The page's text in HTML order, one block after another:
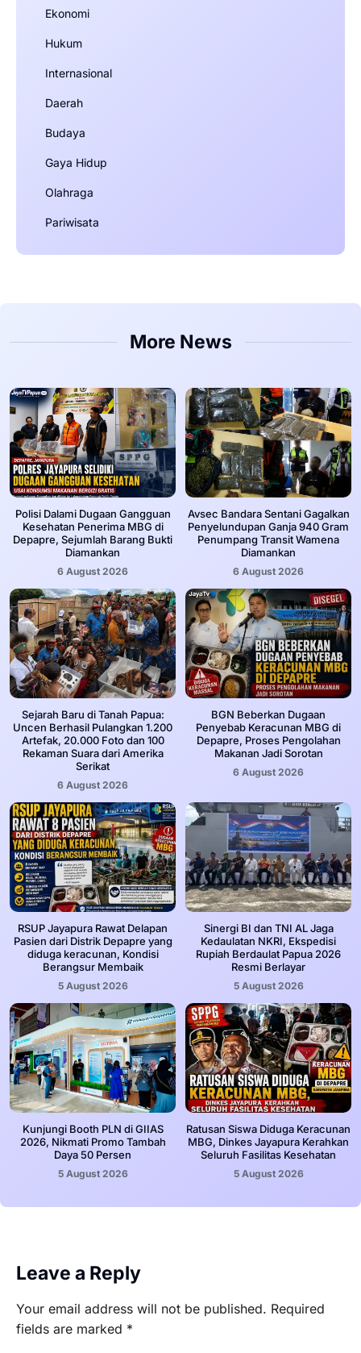
Ekonomi
Hukum
Internasional
Daerah
Budaya
Gaya Hidup
Olahraga
Pariwisata
More News
‎Polisi Dalami Dugaan Gangguan
Kesehatan Penerima MBG di
Depapre, Sejumlah Barang Bukti
Diamankan
6 August 2026
Avsec Bandara Sentani Gagalkan
Penyelundupan Ganja 940 Gram
Penumpang Transit Wamena
Diamankan
6 August 2026
Sejarah Baru di Tanah Papua:
Uncen Berhasil Pulangkan 1.200
Artefak, 20.000 Foto dan 100
Rekaman Suara dari Amerika
Serikat
6 August 2026
BGN Beberkan Dugaan
Penyebab Keracunan MBG di
Depapre, Proses Pengolahan
Makanan Jadi Sorotan
6 August 2026
RSUP Jayapura Rawat Delapan
Pasien dari Distrik Depapre yang
diduga keracunan, Kondisi
Berangsur Membaik
5 August 2026
Sinergi BI dan TNI AL Jaga
Kedaulatan NKRI, Ekspedisi
Rupiah Berdaulat Papua 2026
Resmi Berlayar
5 August 2026
Kunjungi Booth PLN di GIIAS
2026, Nikmati Promo Tambah
Daya 50 Persen
5 August 2026
Ratusan Siswa Diduga Keracunan
MBG, Dinkes Jayapura Kerahkan
Seluruh Fasilitas Kesehatan
5 August 2026
Leave a Reply
Your email address will not be published. Required
fields are marked *